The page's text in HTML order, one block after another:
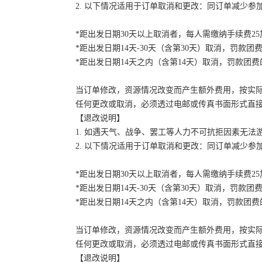
2. 以下情况适用于订单取消和更改：同订单减少
*距出发日期30天以上取消者，每人需缴纳手续费
*距出发日期14天-30天（含第30天）取消，罚款团
*距出发日期14天之内（含第14天）取消，罚款团费
当订单修改，资源情况改变而产生额外费用，按实
任何更改或取消，必须透过电邮或传真书面形式直
【退改说明】
1. 如遇天气、战争、罢工等人力不可抗拒因素无
2. 以下情况适用于订单取消和更改：同订单减少
*距出发日期30天以上取消者，每人需缴纳手续费
*距出发日期14天-30天（含第30天）取消，罚款团
*距出发日期14天之内（含第14天）取消，罚款团费
当订单修改，资源情况改变而产生额外费用，按实
任何更改或取消，必须透过电邮或传真书面形式直
【退改说明】